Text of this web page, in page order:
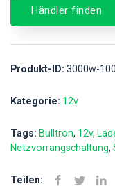
Händler finden
Produkt-ID: 3000w-
Kategorie: 12v
Tags: Bulltron 12v
Netzvorrangschaltung
Teilen: